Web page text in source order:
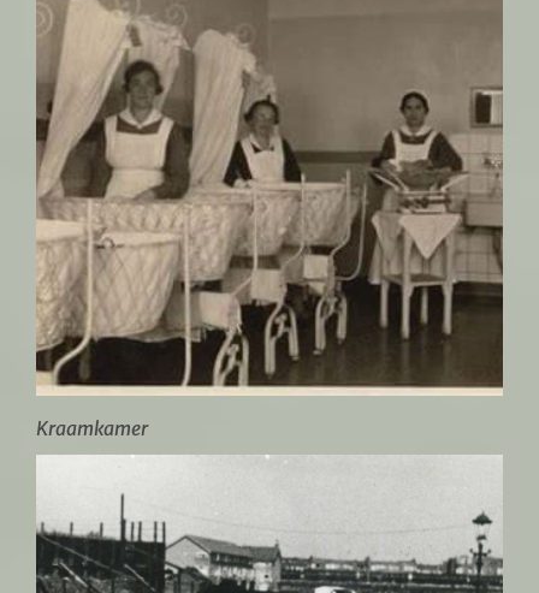
Kraamkamer